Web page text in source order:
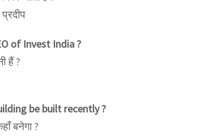
of Invest India ?
हैं ?
be built recently ?
बनेगा ?